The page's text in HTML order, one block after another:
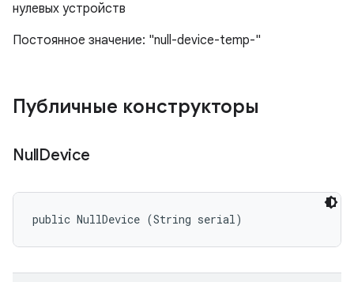
нулевых устройств
Постоянное значение: "null-device-temp-"
Публичные конструкторы
NullDevice
public NullDevice (String serial)